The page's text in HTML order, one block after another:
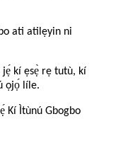
ati atilẹyin ni
kí ẹsẹ̀ rẹ tutù, kí
ọjọ́ líle.
Kí Ìtùnú Gbogbo